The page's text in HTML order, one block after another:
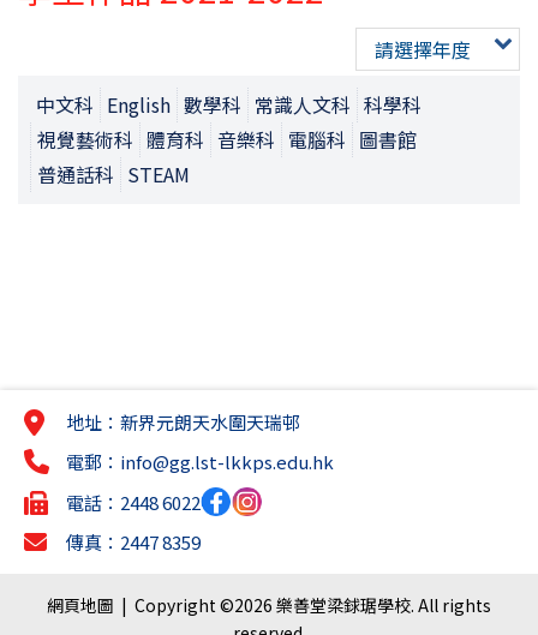
請選擇年度
中文科 English 數學科 常識人文科 科學科
視覺藝術科 體育科 音樂科 電腦科 圖書館
普通話科 STEAM
地址：新界元朗天水圍天瑞邨
電郵： info@gg.lst-lkkps.edu.hk
電話：2448 6022
傳真：2447 8359
網頁地圖 | Copyright ©2026 樂善堂梁銶琚學校. All rights